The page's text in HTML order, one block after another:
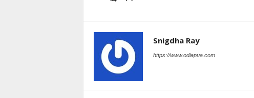
Snigdha Ray
https://www.odiapua.com